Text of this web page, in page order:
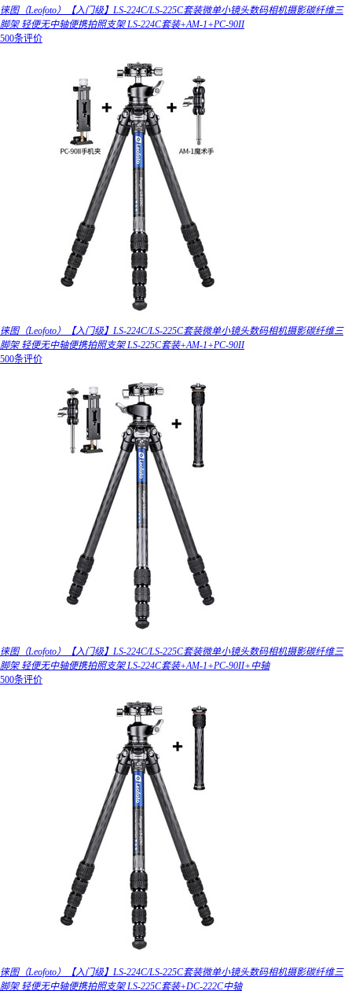
徕图（Leofoto）【入门级】LS-224C/LS-225C套装微单小镜头数码相机摄影碳纤维三
脚架 轻便无中轴便携拍照支架 LS-224C套装+AM-1+PC-90II
500条评价
徕图（Leofoto）【入门级】LS-224C/LS-225C套装微单小镜头数码相机摄影碳纤维三
脚架 轻便无中轴便携拍照支架 LS-225C套装+AM-1+PC-90II
500条评价
徕图（Leofoto）【入门级】LS-224C/LS-225C套装微单小镜头数码相机摄影碳纤维三
脚架 轻便无中轴便携拍照支架 LS-224C套装+AM-1+PC-90II+中轴
500条评价
徕图（Leofoto）【入门级】LS-224C/LS-225C套装微单小镜头数码相机摄影碳纤维三
脚架 轻便无中轴便携拍照支架 LS-225C套装+DC-222C中轴